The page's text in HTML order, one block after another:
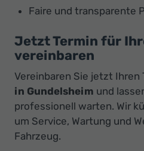
Faire und transparente
Jetzt Termin für
vereinbaren
Vereinbaren Sie jetzt Ihren
in Gundelsheim und
professionell warten. Wir
um Service, Wartung und
Fahrzeug.